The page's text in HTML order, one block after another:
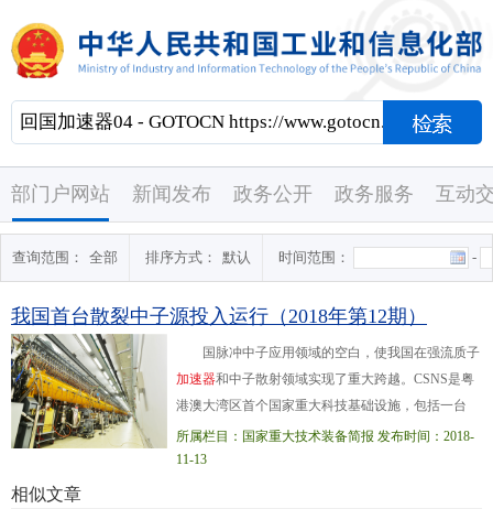
部门户网站 新闻发布 政务公开 政务服务 互动
查询范围： 全部 排序方式： 默认 时间范围： -
我国首台散裂中子源投入运行（2018年第12期）
国脉冲中子应用领域的空白，使我国在强流质子
加速器和中子散射领域实现了重大跨越。CSNS是粤
港澳大湾区首个国家重大科技基础设施，包括一台
8000万电子伏特负氢离子直线加速 器、一台16亿电子
伏特快循环同步
所属栏目：国家重大技术装备简报 发布时间：2018-
11-13
相似文章